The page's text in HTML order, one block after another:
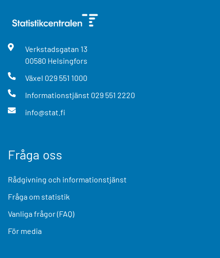
Verkstadsgatan 13
00580 Helsingfors
Växel 029 551 1000
Informationstjänst 029 551 2220
info@stat.fi
Fråga oss
Rådgivning och informationstjänst
Fråga om statistik
Vanliga frågor (FAQ)
För media